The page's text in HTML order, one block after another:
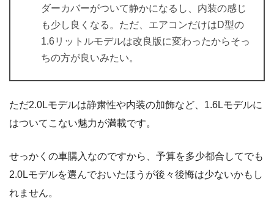
ダーカバーがついて静かになるし、内装の感じ
も少し良くなる。ただ、エアコンだけはD型の
1.6リットルモデルは改良版に変わったからそっ
ちの方が良いみたい。
ただ2.0Lモデルは静粛性や内装の加飾など、1.6Lモデルに
はついてこない魅力が満載です。
せっかくの車購入なのですから、予算を多少都合してでも
2.0Lモデルを選んでおいたほうが後々後悔は少ないかもし
れません。